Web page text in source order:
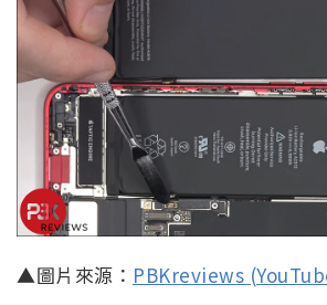
▲圖片來源： PBKreviews